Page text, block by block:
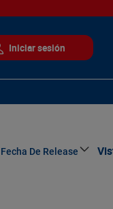
Fecha De Release